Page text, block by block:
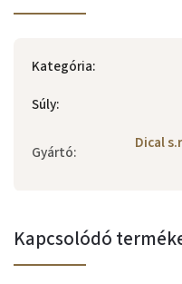
Kategória:
Súly:
Gyártó:
Dical
Kapcsolódó